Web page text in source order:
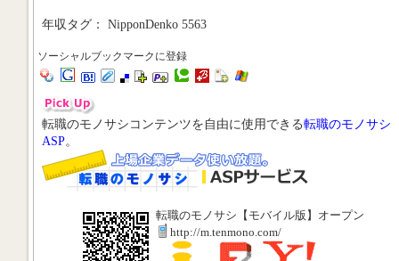
年収タグ： NipponDenko 5563
ソーシャルブックマークに登録
転職のモノサシコンテンツを自由に使用できる転職のモノサシ
ASP。
転職のモノサシ【モバイル版】オープン
http://m.tenmono.com/